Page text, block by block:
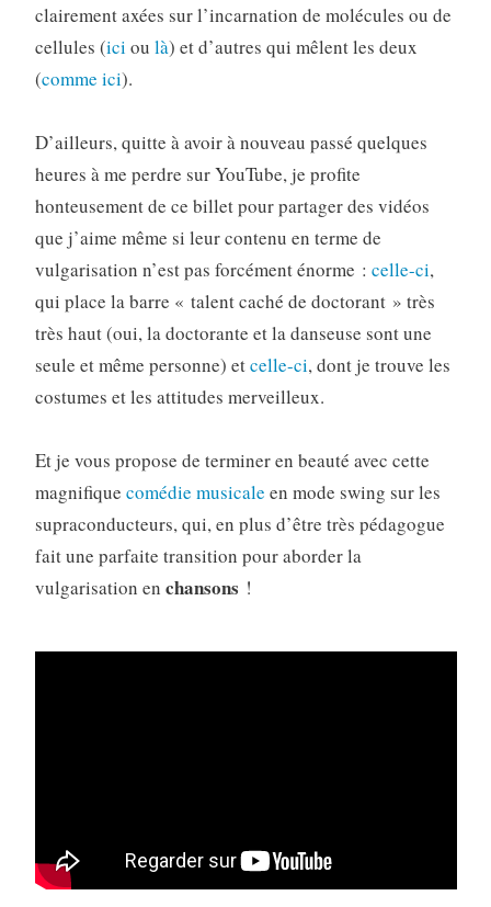
clairement axées sur l’incarnation de molécules ou de
cellules (ici ou là) et d’autres qui mêlent les deux
(comme ici).
D’ailleurs, quitte à avoir à nouveau passé quelques
heures à me perdre sur YouTube, je profite
honteusement de ce billet pour partager des vidéos
que j’aime même si leur contenu en terme de
vulgarisation n’est pas forcément énorme : celle-ci,
qui place la barre « talent caché de doctorant » très
très haut (oui, la doctorante et la danseuse sont une
seule et même personne) etcelle-ci, dont je trouve les
costumes et les attitudes merveilleux.
Et je vous propose de terminer en beauté avec cette
magnifique comédie musicale en mode swing sur les
supraconducteurs, qui, en plus d’être très pédagogue
fait une parfaite transition pour aborder la
vulgarisation en chansons !